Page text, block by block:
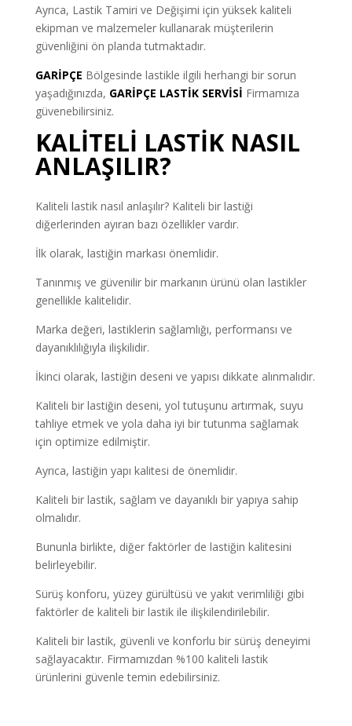
Ayrıca, Lastik Tamiri ve Değişimi için yüksek kaliteli
ekipman ve malzemeler kullanarak müşterilerin
güvenliğini ön planda tutmaktadır.
GARİPÇE Bölgesinde lastikle ilgili herhangi bir sorun
yaşadığınızda, GARİPÇE LASTİK SERVİSİ Firmamıza
güvenebilirsiniz.
KALİTELİ LASTİK NASIL
ANLAŞILIR?
Kaliteli lastik nasıl anlaşılır? Kaliteli bir lastiği
diğerlerinden ayıran bazı özellikler vardır.
İlk olarak, lastiğin markası önemlidir.
Tanınmış ve güvenilir bir markanın ürünü olan lastikler
genellikle kalitelidir.
Marka değeri, lastiklerin sağlamlığı, performansı ve
dayanıklılığıyla ilişkilidir.
İkinci olarak, lastiğin deseni ve yapısı dikkate alınmalıdır.
Kaliteli bir lastiğin deseni, yol tutuşunu artırmak, suyu
tahliye etmek ve yola daha iyi bir tutunma sağlamak
için optimize edilmiştir.
Ayrıca, lastiğin yapı kalitesi de önemlidir.
Kaliteli bir lastik, sağlam ve dayanıklı bir yapıya sahip
olmalıdır.
Bununla birlikte, diğer faktörler de lastiğin kalitesini
belirleyebilir.
Sürüş konforu, yüzey gürültüsü ve yakıt verimliliği gibi
faktörler de kaliteli bir lastik ile ilişkilendirilebilir.
Kaliteli bir lastik, güvenli ve konforlu bir sürüş deneyimi
sağlayacaktır. Firmamızdan %100 kaliteli lastik
ürünlerini güvenle temin edebilirsiniz.